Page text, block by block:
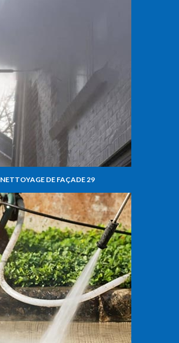
NETTOYAGE DE FAÇADE 29